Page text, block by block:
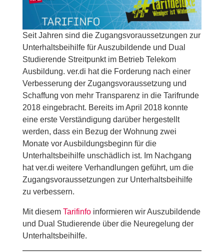
Seit Jahren sind die Zugangsvoraussetzungen zur
Unterhaltsbeihilfe für Auszubildende und Dual
Studierende Streitpunkt im Betrieb Telekom
Ausbildung. ver.di hat die Forderung nach einer
Verbesserung der Zugangsvoraussetzung und
Schaffung von mehr Transparenz in die Tarifrunde
2018 eingebracht. Bereits im April 2018 konnte
eine erste Verständigung darüber hergestellt
werden, dass ein Bezug der Wohnung zwei
Monate vor Ausbildungsbeginn für die
Unterhaltsbeihilfe unschädlich ist. Im Nachgang
hat ver.di weitere Verhandlungen geführt, um die
Zugangsvoraussetzungen zur Unterhaltsbeihilfe
zu verbessern.
Mit diesem Tarifinfoinformieren wir Auszubildende
und Dual Studierende über die Neuregelung der
Unterhaltsbeihilfe.